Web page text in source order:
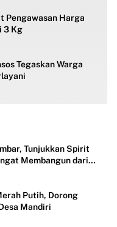
Pengawasan Harga
3 Kg
Tegaskan Warga
Tunjukkan Spirit
Membangun dari
Putih, Dorong
Mandiri